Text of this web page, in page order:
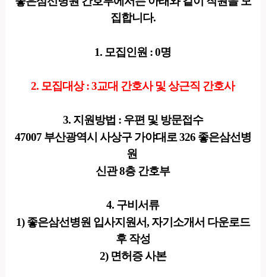
집합니다.
1. 모집인원 : 0명
2. 모집대상 : 3교대 간호사 및 상근직 간호사
3. 지원방법 : 우편 및 방문접수
47007 부산광역시 사상구 가야대로 326 좋은삼선병
원
신관 8층 간호부
4. 구비서류
1) 좋은삼선병원 입사지원서, 자기소개서 다운로드
후 작성
2) 면허증 사본